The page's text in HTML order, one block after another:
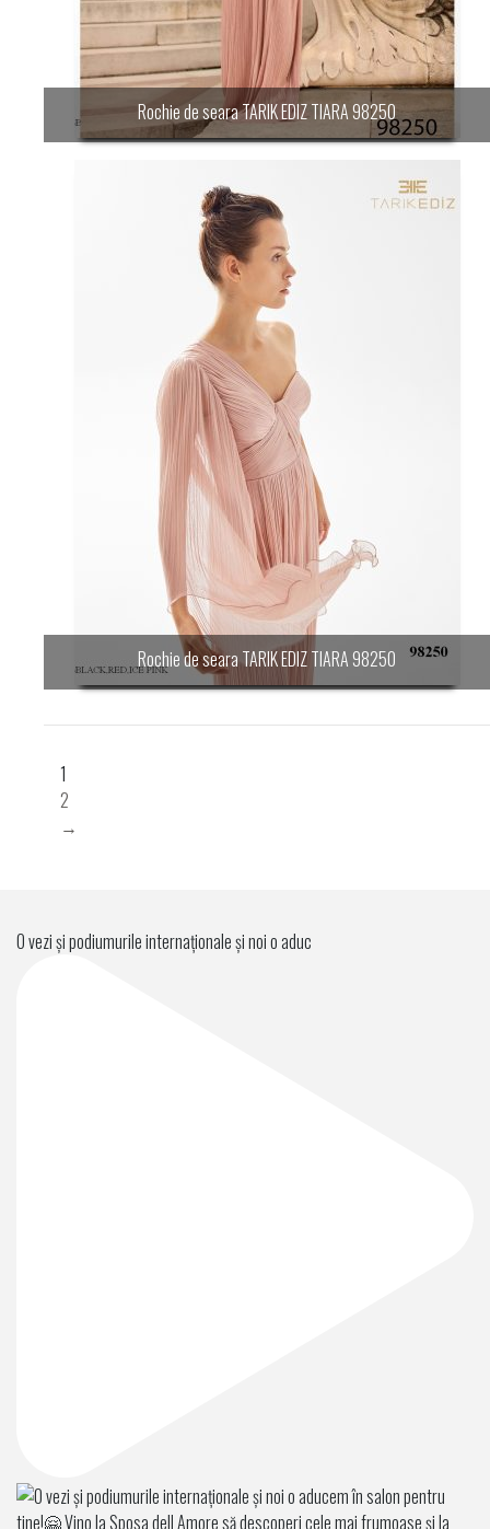
Rochie de seara TARIK EDIZ TIARA 98250
Rochie de seara TARIK EDIZ TIARA 98250
1
2
→
O vezi și podiumurile internaționale și noi o aduc